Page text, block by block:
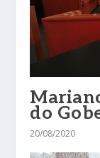
do
20/08/2020